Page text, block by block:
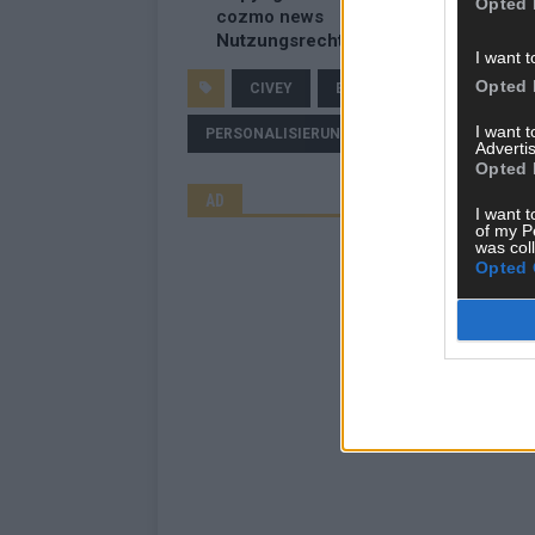
I want
Opted
I want
Opted
I want
of my
was
Opted
cozmo news
Nutzungsrechte erwerben?
CIVEY EMOTIONALE BINDUNG
PERSONALISIERUNG
AD